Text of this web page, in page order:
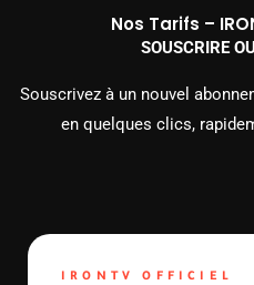
Nos Tarifs –
SOUSCRIRE
Souscrivez à un nouvel
en quelques clics,
IRONTV OFFICIEL